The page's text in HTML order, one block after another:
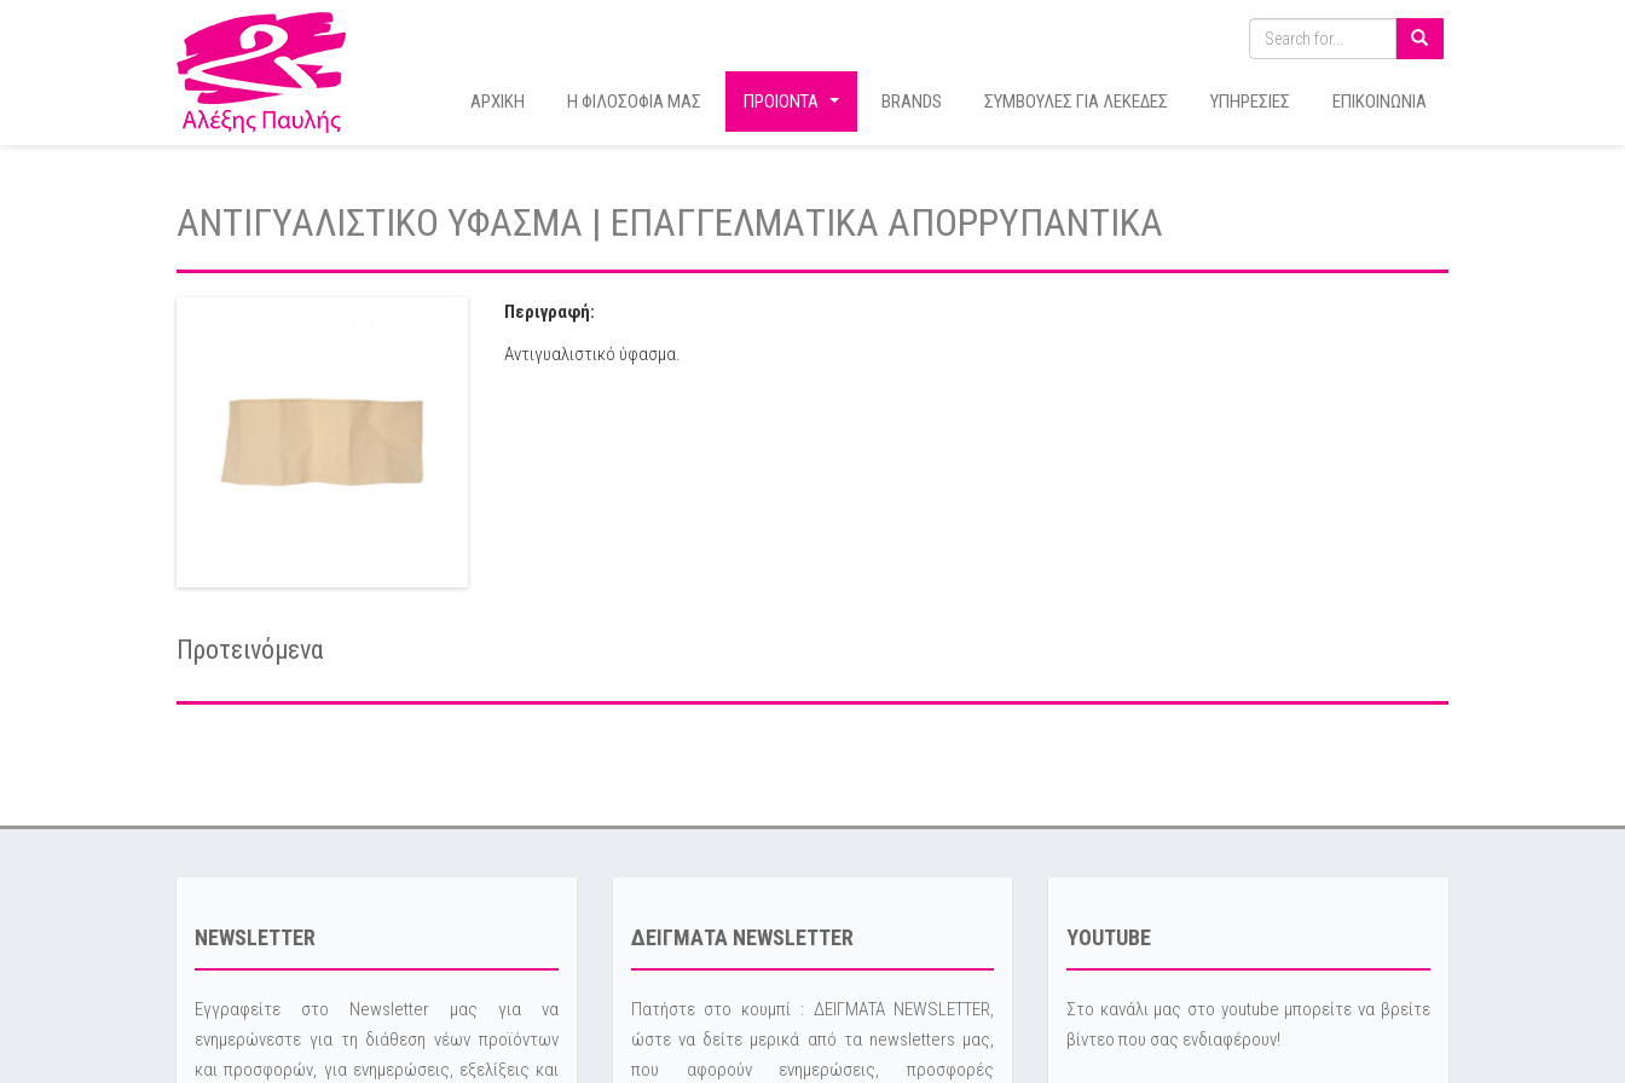
ΑΝΤΙΓΥΑΛΙΣΤΙΚΟ ΥΦΑΣΜΑ | ΕΠΑΓΓΕΛΜΑΤΙΚΑ ΑΠΟΡΡΥΠΑΝΤΙΚΑ
Περιγραφή:
Αντιγυαλιστικό ύφασμα.
Προτεινόμενα
ΑΡΧΙΚΗ Η ΦΙΛΟΣΟΦΙΑ ΜΑΣ ΠΡΟΙΟΝΤΑ BRANDS ΣΥΜΒΟΥΛΕΣ ΓΙΑ ΛΕΚΕΔΕΣ ΥΠΗΡΕΣΙΕΣ ΕΠΙΚΟΙΝΩΝΙΑ
NEWSLETTER
Εγγραφείτε στο Newsletter μας για να
ενημερώνεστε για τη διάθεση νέων προϊόντων
και προσφορών, για ενημερώσεις, εξελίξεις και
ΔΕΙΓΜΑΤΑ NEWSLETTER
Πατήστε στο κουμπί : ΔΕΙΓΜΑΤΑ NEWSLETTER,
ώστε να δείτε μερικά από τα newsletters μας,
που αφορούν ενημερώσεις, προσφορές
YOUTUBE
Στο κανάλι μας στο youtube μπορείτε να βρείτε
βίντεο που σας ενδιαφέρουν!